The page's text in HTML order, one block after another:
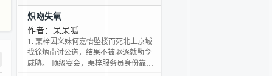
炽吻失氧
作者：呆呆呱
1. 栗梓因义妹何嘉怡坠楼而死北上京城
找徐炳南讨公道，结果不被驱逐就勒令
威胁。 顶级宴会，栗梓服务员身份靠近